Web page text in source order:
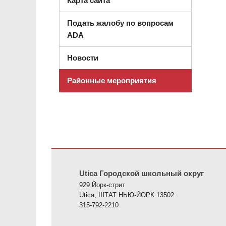
Подать жалобу по вопросам
ADA
Новости
Районные мероприятия
Utica Городской школьный округ
929 Йорк-стрит
Utica, ШТАТ НЬЮ-ЙОРК 13502
315-792-2210